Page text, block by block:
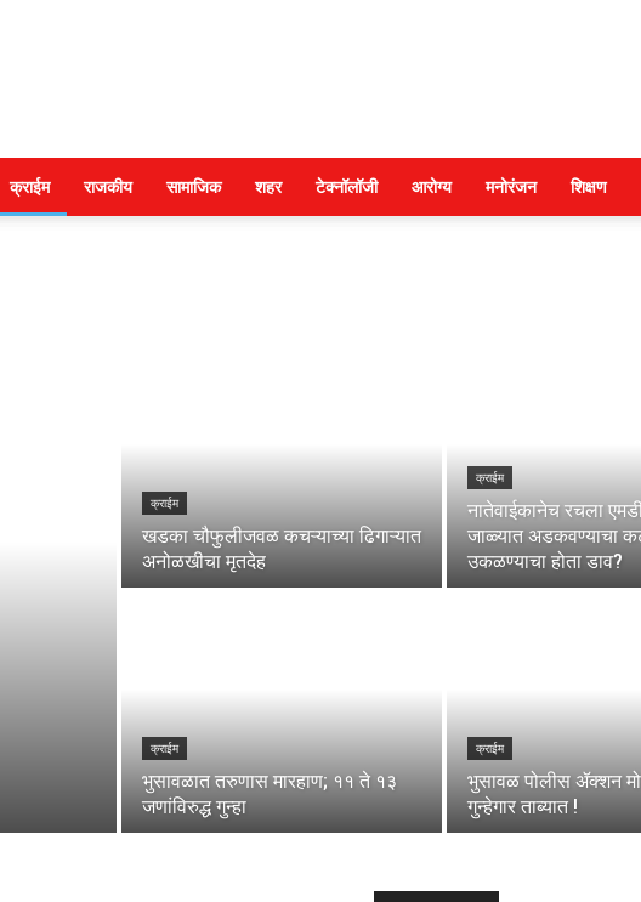
Police
क्राईम राजकीय सामाजिक शहर टेक्नॉलॉजी आरोग्य मनोरंजन शिक्षण
क्राईम
खडका चौफुलीजवळ कचऱ्याच्या ढिगाऱ्यात
अनोळखीचा मृतदेह
क्राईम
नातेवाईकानेच रचला
जाळ्यात अडकवण्याचा
उकळण्याचा होता डाव?
क्राईम
भुसावळात तरुणास मारहाण; ११ ते १३
जणांविरुद्ध गुन्हा
क्राईम
भुसावळ पोलीस ॲक्शन
गुन्हेगार ताब्यात !